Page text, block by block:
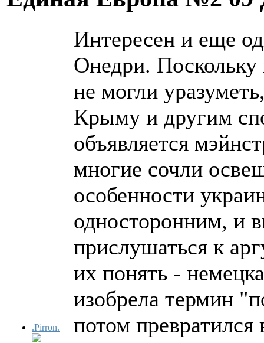
.Pirron.
Интересен и еще
Онедри.
не могли
Крыму и другим
объявляется
многие сочли
особенности
односторонним, и
прислушаться к
их понять -
изобрела термин
потом